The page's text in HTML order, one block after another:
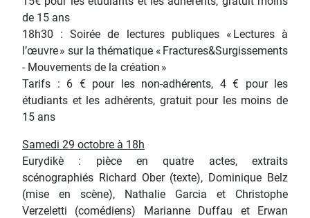
de 15 ans
18h30 : Soirée de lectures publiques « Lectures à
l’œuvre » sur la thématique « Fractures&Surgissements
- Mouvements de la création »
Tarifs : 6 € pour les non-adhérents, 4 € pour les
étudiants et les adhérents, gratuit pour les moins de
15 ans
Samedi 29 octobre à 18h
Eurydikè : pièce en quatre actes, extraits
scénographiés Richard Ober (texte), Dominique Belz
(mise en scène), Nathalie Garcia et Christophe
Verzeletti (comédiens) Marianne Duffau et Erwan